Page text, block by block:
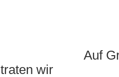
Auf Grund
traten wir